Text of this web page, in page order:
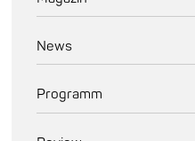
News
Programm